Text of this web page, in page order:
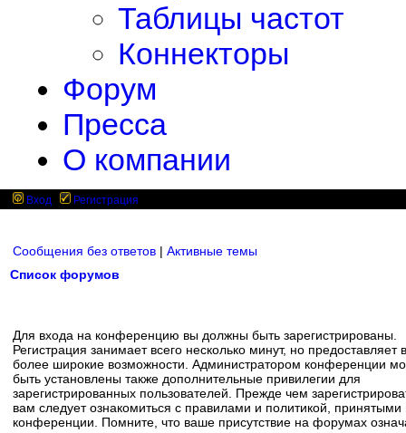
Таблицы частот
Коннекторы
Форум
Пресса
О компании
Вход Регистрация
Сообщения без ответов | Активные темы
Список форумов
Для входа на конференцию вы должны быть зарегистрированы.
Регистрация занимает всего несколько минут, но предоставляет
более широкие возможности. Администратором конференции
быть установлены также дополнительные привилегии для
зарегистрированных пользователей. Прежде чем
вам следует ознакомиться с правилами и политикой, принятыми
конференции. Помните, что ваше присутствие на форумах